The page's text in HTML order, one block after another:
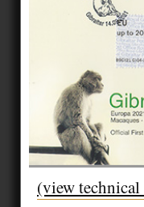
(view technical